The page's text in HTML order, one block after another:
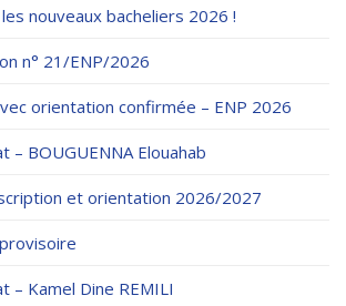
Classes Préparatoires
nouveaux bacheliers 2026 !
n° 21/ENP/2026
orientation confirmée – ENP 2026
– BOUGUENNA Elouahab
et orientation 2026/2027
– Kamel Dine REMILI